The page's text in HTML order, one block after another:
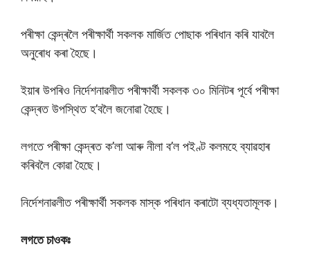
পৰীক্ষা কেন্দ্ৰলৈ পৰীক্ষাৰ্থী সকলক মাৰ্জিত পোছাক পৰিধান কৰি যাবলৈ
অনুৰোধ কৰা হৈছে।
ইয়াৰ উপৰিও নিৰ্দেশনাৱলীত পৰীক্ষাৰ্থী সকলক ৩০ মিনিটৰ পূৰ্বে পৰীক্ষা
কেন্দ্ৰত উপস্থিত হ’বলৈ জনোৱা হৈছে।
লগতে পৰীক্ষা কেন্দ্ৰত ক’লা আৰু নীলা ব’ল পইণ্ট কলমহে ব্যাৱহাৰ
কৰিবলৈ কোৱা হৈছে।
নিৰ্দেশনাৱলীত পৰীক্ষাৰ্থী সকলক মাস্ক পৰিধান কৰাটো ব্যধ্যতামূলক।
লগতে চাওকঃ